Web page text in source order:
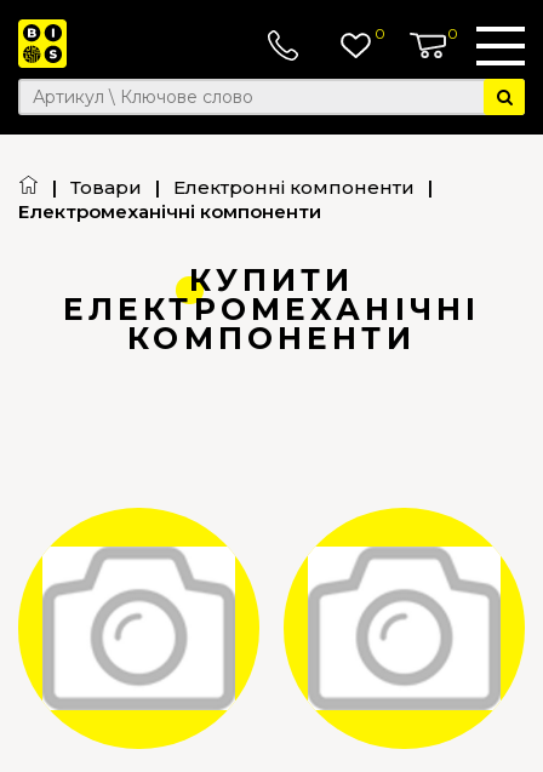
0 0
| Товари | Електронні компоненти
|
Електромеханічні компоненти
КУПИТИ
ЕЛЕКТРОМЕХАНІЧНІ
КОМПОНЕНТИ